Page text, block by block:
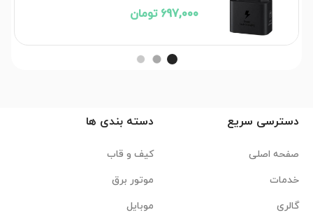
697,000 تومان
دسترسی سریع
صفحه اصلی
خدمات
گالری
دسته بندی ها
کیف و قاب
موتور برق
موبایل